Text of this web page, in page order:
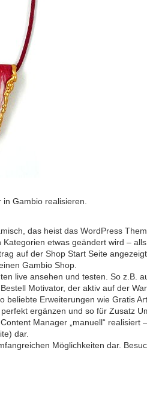
Gambio realisieren.
das heist das WordPress
etwas geändert wird –
auf der Shop Start Seite
Gambio Shop.
live ansehen und testen. So z.B.
Motivator, der aktiv auf der
beliebte Erweiterungen wie Gratis
ergänzen und so für Zusatz
Manager „manuell“ realisiert
dar.
Möglichkeiten dar.